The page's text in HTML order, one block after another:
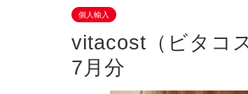
個人輸入
vitacost（ビタコ
7月分